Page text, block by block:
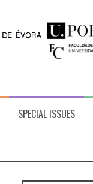
SPECIAL ISSUES